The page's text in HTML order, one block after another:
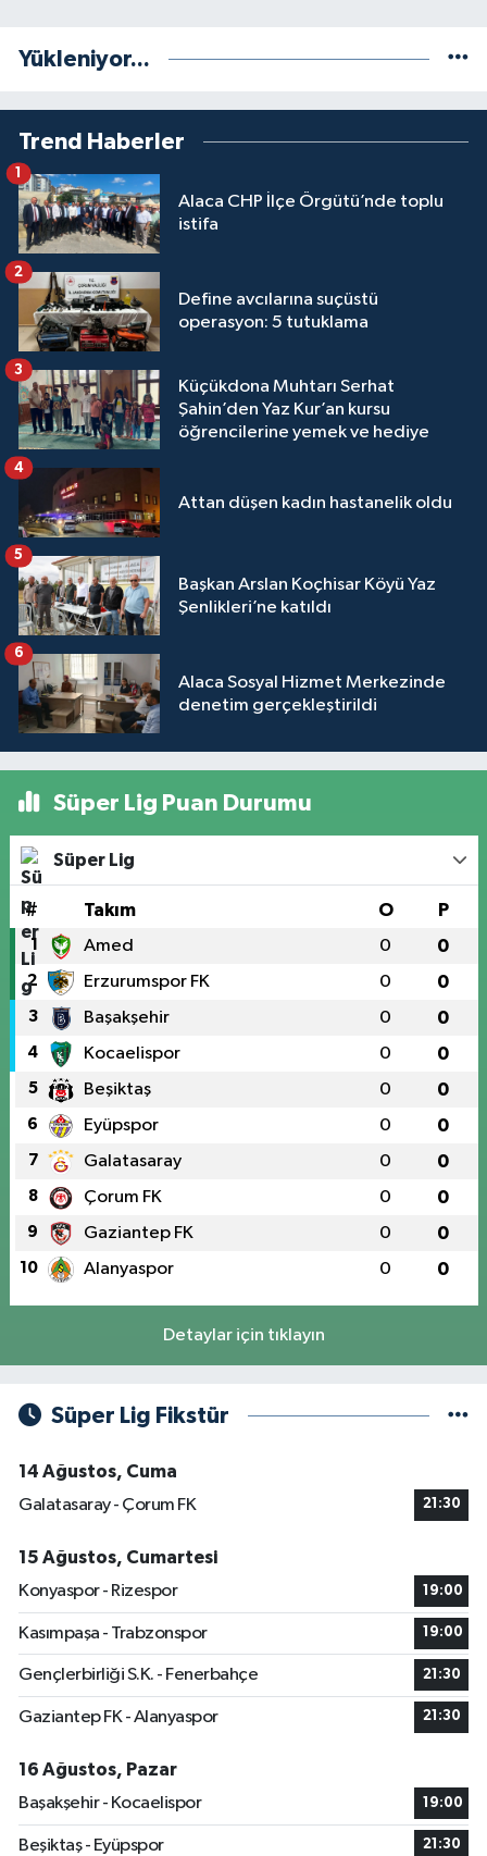
Yükleniyor...
Trend Haberler
Alaca CHP İlçe Örgütü’nde toplu
istifa
1
Define avcılarına suçüstü
operasyon: 5 tutuklama
2
Küçükdona Muhtarı Serhat
Şahin’den Yaz Kur’an kursu
öğrencilerine yemek ve hediye
3
Attan düşen kadın hastanelik oldu
4
Başkan Arslan Koçhisar Köyü Yaz
Şenlikleri’ne katıldı
5
Alaca Sosyal Hizmet Merkezinde
denetim gerçekleştirildi
6
Süper Lig Puan Durumu
Süper Lig
# Takım O P
1 Amed 0 0
2 Erzurumspor FK 0 0
3 Başakşehir 0 0
4 Kocaelispor 0 0
5 Beşiktaş 0 0
6 Eyüpspor 0 0
7 Galatasaray 0 0
8 Çorum FK 0 0
9 Gaziantep FK 0 0
10 Alanyaspor 0 0
Detaylar için tıklayın
Süper Lig Fikstür
14 Ağustos, Cuma
Galatasaray - Çorum FK
21:30
15 Ağustos, Cumartesi
Konyaspor - Rizespor
19:00
Kasımpaşa - Trabzonspor 19:00
Gençlerbirliği S.K. - Fenerbahçe 21:30
Gaziantep FK - Alanyaspor 21:30
16 Ağustos, Pazar
Başakşehir - Kocaelispor
19:00
Beşiktaş - Eyüpspor 21:30